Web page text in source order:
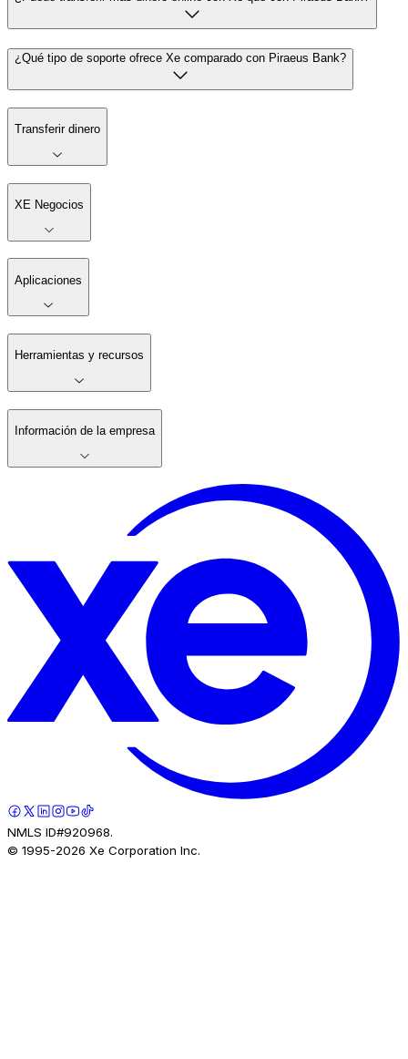
¿Qué tipo de soporte ofrece Xe comparado con Piraeus Bank?
Transferir dinero
XE Negocios
Aplicaciones
Herramientas y recursos
Información de la empresa
NMLS ID#920968.
© 1995-2026 Xe Corporation Inc.